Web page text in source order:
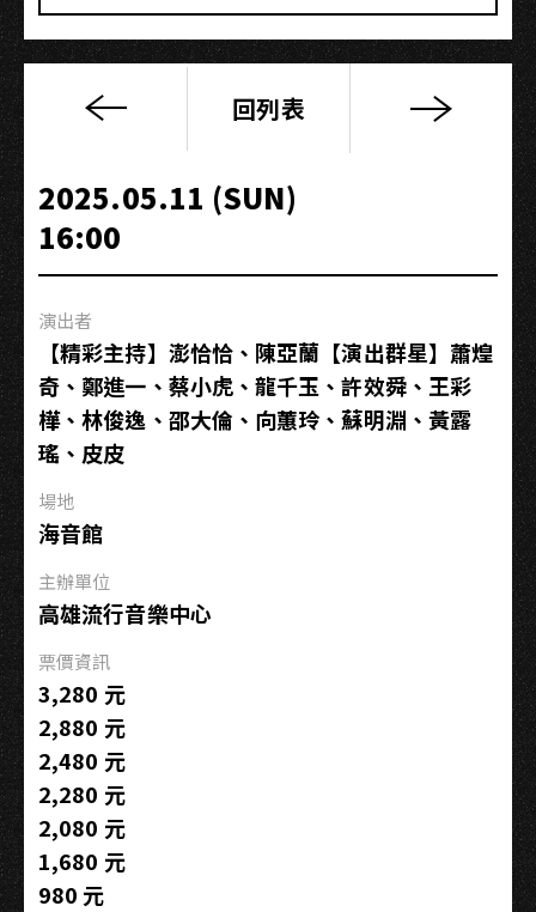
普
隊
長
首
張
發
片
巡
迴
大
作
戰
－
高
雄
回列表
2025.05.11 (SUN)
16:00
演出者
【精彩主持】澎恰恰、陳亞蘭【演出群星】蕭煌
奇、鄭進一、蔡小虎、龍千玉、許效舜、王彩
樺、林俊逸、邵大倫、向蕙玲、蘇明淵、黃露
瑤、皮皮
場地
海音館
主辦單位
高雄流行音樂中心
票價資訊
3,280 元
2,880 元
2,480 元
2,280 元
2,080 元
1,680 元
980 元